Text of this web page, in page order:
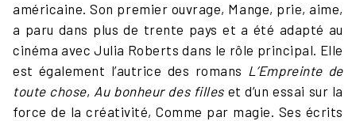
américaine. Son premier ouvrage, Mange, prie, aime,
a paru dans plus de trente pays et a été adapté au
cinéma avec Julia Roberts dans le rôle principal. Elle
est également l’autrice des romans L’Empreinte de
toute chose, Au bonheur des ­filleset d’un essai sur la
force de la créativité, Comme par magie. Ses écrits